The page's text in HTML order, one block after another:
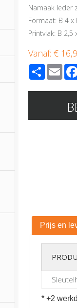
Namaak leder
Formaat: B 4 x
Printvlak: B 2,5
Vanaf:€
Share
Prijs en
* +2